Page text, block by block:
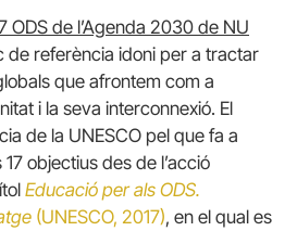
ODS de l’Agenda 2030 de NU
de referència idoni per a tractar
que afrontem com a
i la seva interconnexió. El
de la UNESCO pel que fa a
objectius des de l’acció
Educació per als ODS.
(UNESCO, 2017), en el qual es